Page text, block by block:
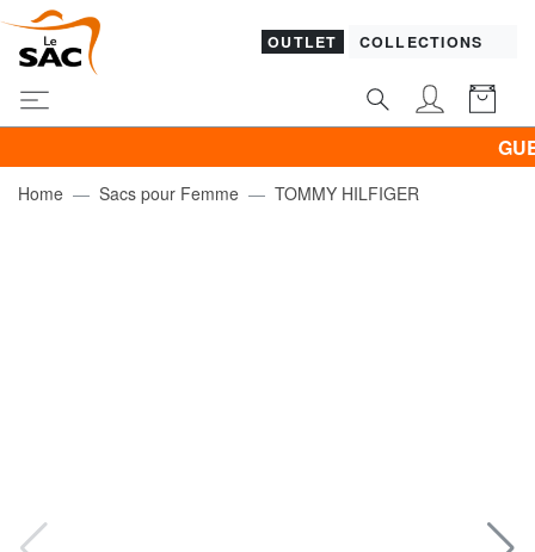
OUTLET COLLECTIONS
Home Sacs pour Femme TOMMY HILFIGER